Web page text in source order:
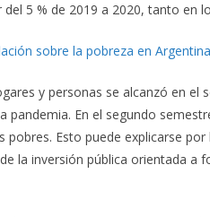
5 % de 2019 a 2020, tanto en
sobre la pobreza en Argentina
y personas se alcanzó en el
pandemia. En el segundo
pobres. Esto puede explicarse
la inversión pública orientada a